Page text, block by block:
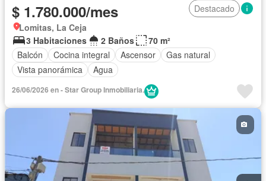
$ 1.780.000/mes
Destacado
Lomitas, La Ceja
3 Habitaciones
2 Baños
70 m²
Balcón
Cocina integral Ascensor
Gas natural
Vista panorámica
Agua
26/06/2026 en - Star Group Inmobiliaria.